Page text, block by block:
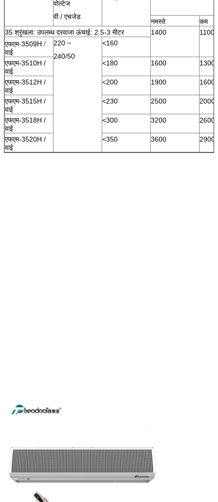
वोल्टेज
वी / एचजेड
नमस्ते
कम
35 श्रृंखला: उपलब्ध दरवाजा ऊंचाई: 2.5-3 मीटर
1400 1100
एफएम-3509H /
वाई
220 ~
240/50
<160
एफएम-3510H /
वाई
<180 1600 1300
एफएम-3512H /
वाई
<200 1900 1600
एफएम-3515H /
वाई
<230 2500 2000
एफएम-3518H /
वाई
<300 3200 2600
एफएम-3520H /
वाई
<350 3600 2900